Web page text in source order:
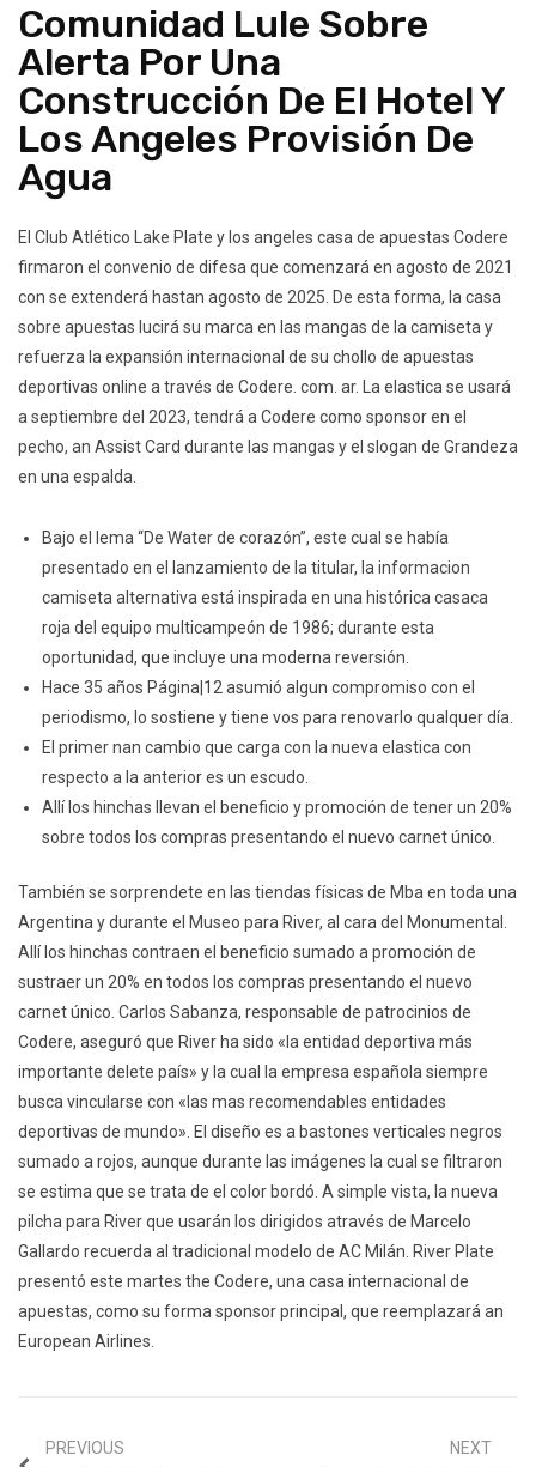
Comunidad Lule Sobre
Alerta Por Una
Construcción De El Hotel Y
Los Angeles Provisión De
Agua
El Club Atlético Lake Plate y los angeles casa de apuestas Codere
firmaron el convenio de difesa que comenzará en agosto de 2021
con se extenderá hastan agosto de 2025. De esta forma, la casa
sobre apuestas lucirá su marca en las mangas de la camiseta y
refuerza la expansión internacional de su chollo de apuestas
deportivas online a través de Codere. com. ar. La elastica se usará
a septiembre del 2023, tendrá a Codere como sponsor en el
pecho, an Assist Card durante las mangas y el slogan de Grandeza
en una espalda.
Bajo el lema “De Water de corazón”, este cual se había
presentado en el lanzamiento de la titular, la informacion
camiseta alternativa está inspirada en una histórica casaca
roja del equipo multicampeón de 1986; durante esta
oportunidad, que incluye una moderna reversión.
Hace 35 años Página|12 asumió algun compromiso con el
periodismo, lo sostiene y tiene vos para renovarlo qualquer día.
El primer nan cambio que carga con la nueva elastica con
respecto a la anterior es un escudo.
Allí los hinchas llevan el beneficio y promoción de tener un 20%
sobre todos los compras presentando el nuevo carnet único.
También se sorprendete en las tiendas físicas de Mba en toda una
Argentina y durante el Museo para River, al cara del Monumental.
Allí los hinchas contraen el beneficio sumado a promoción de
sustraer un 20% en todos los compras presentando el nuevo
carnet único. Carlos Sabanza, responsable de patrocinios de
Codere, aseguró que River ha sido «la entidad deportiva más
importante delete país» y la cual la empresa española siempre
busca vincularse con «las mas recomendables entidades
deportivas de mundo». El diseño es a bastones verticales negros
sumado a rojos, aunque durante las imágenes la cual se filtraron
se estima que se trata de el color bordó. A simple vista, la nueva
pilcha para River que usarán los dirigidos através de Marcelo
Gallardo recuerda al tradicional modelo de AC Milán. River Plate
presentó este martes the Codere, una casa internacional de
apuestas, como su forma sponsor principal, que reemplazará an
European Airlines.
PREVIOUS
NEXT